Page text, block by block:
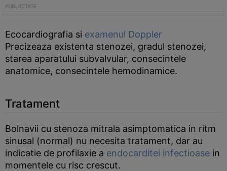
Ecocardiografia si examenul Doppler
Precizeaza existenta stenozei, gradul stenozei,
starea aparatului subvalvular, consecintele
anatomice, consecintele hemodinamice.
Tratament
Bolnavii cu stenoza mitrala asimptomatica in ritm
sinusal (normal) nu necesita tratament, dar au
indicatie de profilaxie a endocarditei infectioase in
momentele cu risc crescut.